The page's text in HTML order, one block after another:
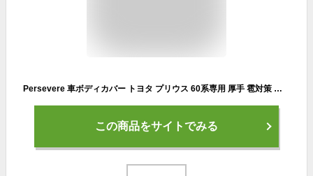
Persevere 車ボディカバー トヨタ プリウス 60系専用 厚手 雹対策 カーカバー 中綿入り 車カバー 凍結防止 防風ストラップ付き 撥水加工 防雪 防風 防紫外線 遮光断熱 四季兼用 折り畳み式 ふわふわ素材 傷防止 収納袋付き PRIUS60専用（プリウスα 対応不可）
この商品をサイトでみる